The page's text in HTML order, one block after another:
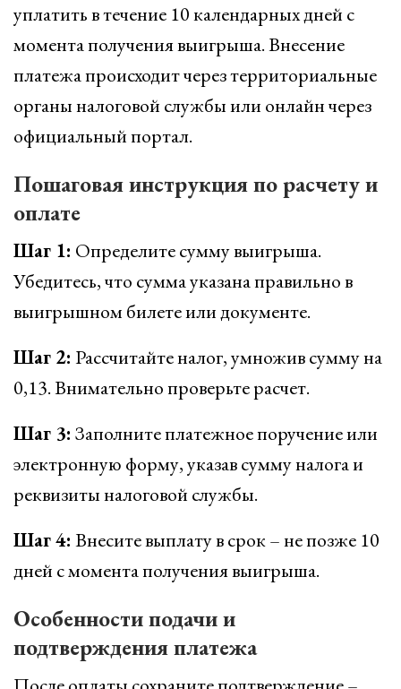
уплатить в течение 10 календарных дней с
момента получения выигрыша. Внесение
платежа происходит через территориальные
органы налоговой службы или онлайн через
официальный портал.
Пошаговая инструкция по расчету и
оплате
Шаг 1: Определите сумму выигрыша.
Убедитесь, что сумма указана правильно в
выигрышном билете или документе.
Шаг 2: Рассчитайте налог, умножив сумму на
0,13. Внимательно проверьте расчет.
Шаг 3: Заполните платежное поручение или
электронную форму, указав сумму налога и
реквизиты налоговой службы.
Шаг 4: Внесите выплату в срок – не позже 10
дней с момента получения выигрыша.
Особенности подачи и
подтверждения платежа